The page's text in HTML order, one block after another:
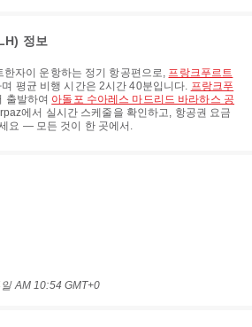
정보
한자이 운항하는 정기 항공편으로, 프랑크푸르트
평균 비행 시간은 2시간 40분입니다. 프랑크푸
출발하여 아돌포 수아레스 마드리드 바라하스 공
에서 실시간 스케줄을 확인하고, 항공권 요금
요 — 모든 것이 한 곳에서.
AM 10:54 GMT+0